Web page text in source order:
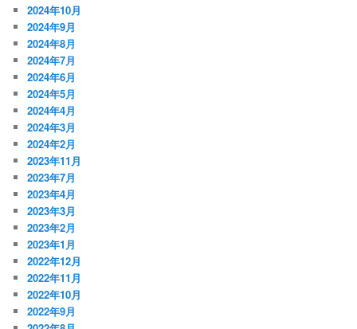
2024年10月
2024年9月
2024年8月
2024年7月
2024年6月
2024年5月
2024年4月
2024年3月
2024年2月
2023年11月
2023年7月
2023年4月
2023年3月
2023年2月
2023年1月
2022年12月
2022年11月
2022年10月
2022年9月